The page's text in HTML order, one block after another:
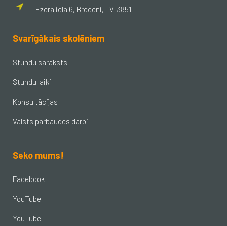
Ezera iela 6, Brocēni, LV-3851
Svarīgākais skolēniem
Stundu saraksts
Stundu laiki
Konsultācijas
Valsts pārbaudes darbi
Seko mums!
Facebook
YouTube
YouTube